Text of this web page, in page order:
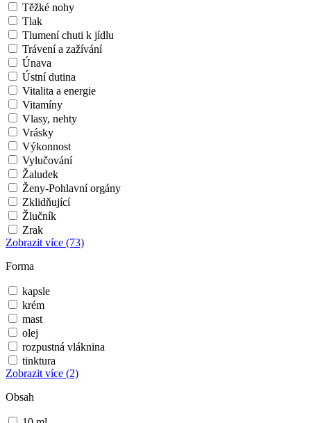
Těžké nohy
Tlak
Tlumení chuti k jídlu
Trávení a zažívání
Únava
Ústní dutina
Vitalita a energie
Vitamíny
Vlasy, nehty
Vrásky
Výkonnost
Vylučování
Žaludek
Ženy-Pohlavní orgány
Zklidňující
Žlučník
Zrak
Zobrazit více (73)
Forma
kapsle
krém
mast
olej
rozpustná vláknina
tinktura
Zobrazit více (2)
Obsah